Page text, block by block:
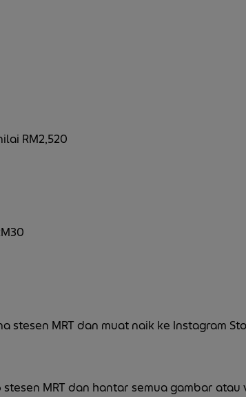
RM2,520
MRT dan muat naik ke Instagram
MRT dan hantar semua gambar